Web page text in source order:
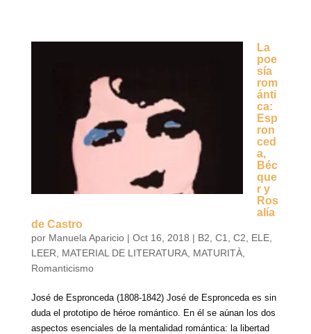
La
poe
sía
rom
ánti
ca:
Esp
ron
ced
a,
Béc
que
r y
Ros
alía
de Castro
por Manuela Aparicio| Oct 16, 2018 | B2 C1 C2 ELE,
LEER
MATERIAL DE LITERATURA, MATURITÀ,
Romanticismo
José de Espronceda (1808-1842) José de Espronceda es sin
duda el prototipo de héroe romántico. En él se aúnan los dos
aspectos esenciales de la mentalidad romántica: la libertad